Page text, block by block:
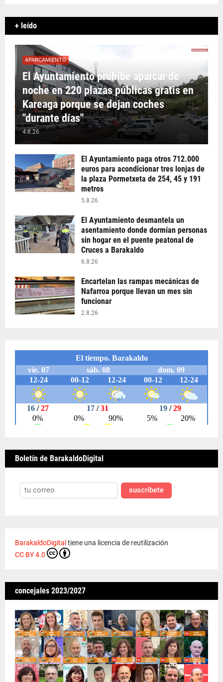
+ leído
APARCAMIENTO
El Ayuntamiento prohíbe aparcar de
noche en 220 plazas públicas gratis en
Kareaga porque se dejan coches
"durante días"
4.8.26
El Ayuntamiento paga otros 712.000
euros para acondicionar tres lonjas de
la plaza Pormetxeta de 254, 45 y 191
metros
5.8.26
El Ayuntamiento desmantela un
asentamiento donde dormían personas
sin hogar en el puente peatonal de
Cruces a Barakaldo
6.8.26
Encartelan las rampas mecánicas de
Nafarroa porque llevan un mes sin
funcionar
2.8.26
Boletín de BarakaldoDigital
suscríbete
BarakaldoDigitaltiene una licencia de reutilización
CC BY 4.0
concejales 2023/2027